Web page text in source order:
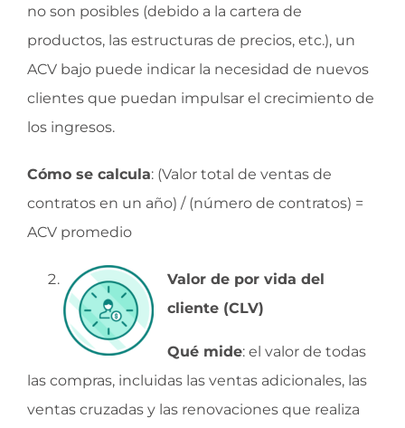
no son posibles (debido a la cartera de
productos, las estructuras de precios, etc.), un
ACV bajo puede indicar la necesidad de nuevos
clientes que puedan impulsar el crecimiento de
los ingresos.
Cómo se calcula: (Valor total de ventas de
contratos en un año) / (número de contratos) =
ACV promedio
Valor de por vida del
cliente (CLV)
Qué mide: el valor de todas
las compras, incluidas las ventas adicionales, las
ventas cruzadas y las renovaciones que realiza